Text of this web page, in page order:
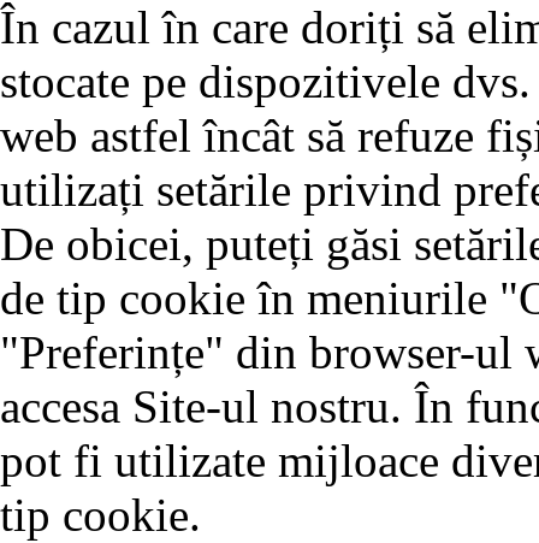
În cazul în care doriți să
stocate pe dispozitivele
web astfel încât să refuze
utilizați setările privind
De obicei, puteți găsi
de tip cookie în meniurile
"Preferințe" din browser-ul
accesa Site-ul nostru. În
pot fi utilizate mijloace
tip cookie.